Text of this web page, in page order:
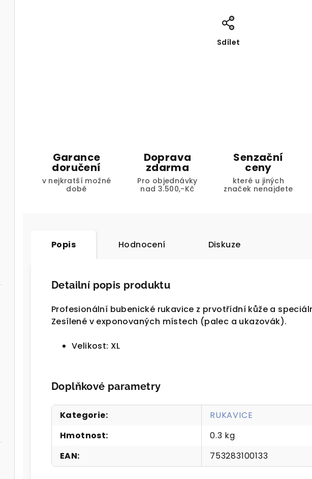
Sdílet
Garance
doručení
v nejkratší možné
době
Doprava
zdarma
Pro objednávky
nad 3.500,-Kč
Senzační
ceny
které u jiných
značek nenajdete
Popis Hodnocení Diskuze
Detailní popis produktu
Profesionální bubenické rukavice z prvotřídní kůže a
Zesílené v exponovaných místech (palec a ukazovák).
Velikost: XL
Doplňkové parametry
Kategorie:
RUKAVICE
Hmotnost:
0.3 kg
EAN: 753283100133